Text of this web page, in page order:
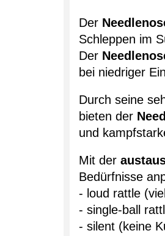
Der
Schleppen im
Der
bei niedriger
Durch seine
bieten der
und
Mit der
Bedürfnisse
- loud rattle
- single-ball
- silent (keine